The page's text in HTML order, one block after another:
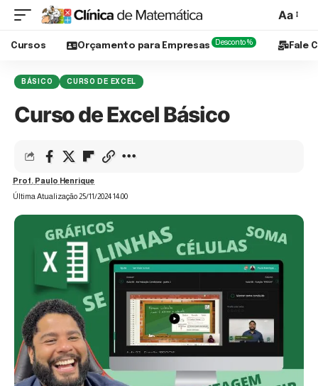
Aa
Cursos Orçamento para Empresas Desconto % Fale
BÁSICO CURSO DE EXCEL
Curso de Excel Básico
Última Atualização 25/11/2024 14:00
Prof. Paulo Henrique